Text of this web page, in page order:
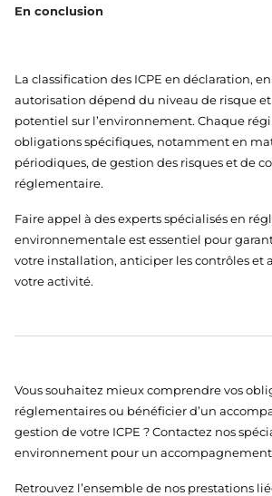
En conclusion
La classification des ICPE en déclaration,
autorisation dépend du niveau de risque
potentiel sur l’environnement. Chaque
obligations spécifiques, notamment en
périodiques, de gestion des risques et de
réglementaire.
Faire appel à des experts spécialisés en
environnementale est essentiel pour
votre installation, anticiper les contrôles et
votre activité.
Vous souhaitez mieux comprendre vos
réglementaires ou bénéficier d’un
gestion de votre ICPE ? Contactez nos
environnement pour un accompagnement
Retrouvez l’ensemble de nos prestations